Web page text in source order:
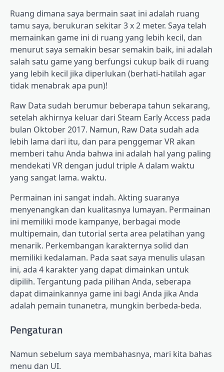
Ruang dimana saya bermain saat ini adalah ruang
tamu saya, berukuran sekitar 3 x 2 meter. Saya telah
memainkan game ini di ruang yang lebih kecil, dan
menurut saya semakin besar semakin baik, ini adalah
salah satu game yang berfungsi cukup baik di ruang
yang lebih kecil jika diperlukan (berhati-hatilah agar
tidak menabrak apa pun)!
Raw Data sudah berumur beberapa tahun sekarang,
setelah akhirnya keluar dari Steam Early Access pada
bulan Oktober 2017. Namun, Raw Data sudah ada
lebih lama dari itu, dan para penggemar VR akan
memberi tahu Anda bahwa ini adalah hal yang paling
mendekati VR dengan judul triple A dalam waktu
yang sangat lama. waktu.
Permainan ini sangat indah. Akting suaranya
menyenangkan dan kualitasnya lumayan. Permainan
ini memiliki mode kampanye, berbagai mode
multipemain, dan tutorial serta area pelatihan yang
menarik. Perkembangan karakternya solid dan
memiliki kedalaman. Pada saat saya menulis ulasan
ini, ada 4 karakter yang dapat dimainkan untuk
dipilih. Tergantung pada pilihan Anda, seberapa
dapat dimainkannya game ini bagi Anda jika Anda
adalah pemain tunanetra, mungkin berbeda-beda.
Pengaturan
Namun sebelum saya membahasnya, mari kita bahas
menu dan UI.